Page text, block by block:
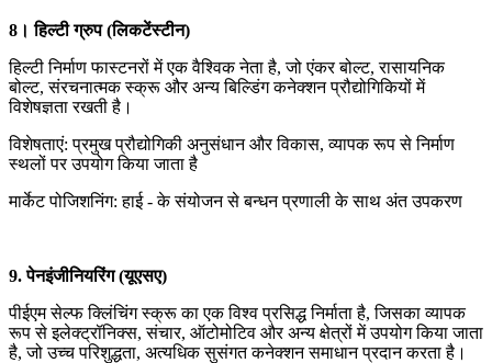
8। हिल्टी ग्रुप (लिकटेंस्टीन)
हिल्टी निर्माण फास्टनरों में एक वैश्विक नेता है, जो एंकर बोल्ट, रासायनिक
बोल्ट, संरचनात्मक स्क्रू और अन्य बिल्डिंग कनेक्शन प्रौद्योगिकियों में
विशेषज्ञता रखती है।
विशेषताएं: प्रमुख प्रौद्योगिकी अनुसंधान और विकास, व्यापक रूप से निर्माण
स्थलों पर उपयोग किया जाता है
मार्केट पोजिशनिंग: हाई - के संयोजन से बन्धन प्रणाली के साथ अंत उपकरण
9. पेनइंजीनियरिंग (यूएसए)
पीईएम सेल्फ क्लिंचिंग स्क्रू का एक विश्व प्रसिद्ध निर्माता है, जिसका व्यापक
रूप से इलेक्ट्रॉनिक्स, संचार, ऑटोमोटिव और अन्य क्षेत्रों में उपयोग किया जाता
है, जो उच्च परिशुद्धता, अत्यधिक सुसंगत कनेक्शन समाधान प्रदान करता है।